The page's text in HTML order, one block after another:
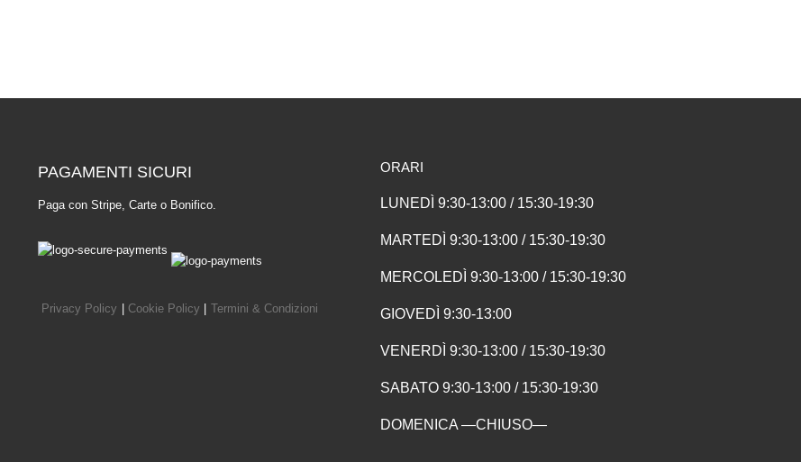
PAGAMENTI SICURI
Paga con Stripe, Carte o Bonifico.
Privacy Policy Cookie Policy Termini & Condizioni
ORARI
LUNEDÌ 9:30-13:00 / 15:30-19:30
MARTEDÌ 9:30-13:00 / 15:30-19:30
MERCOLEDÌ 9:30-13:00 / 15:30-19:30
GIOVEDÌ 9:30-13:00
VENERDÌ 9:30-13:00 / 15:30-19:30
SABATO 9:30-13:00 / 15:30-19:30
DOMENICA —CHIUSO—